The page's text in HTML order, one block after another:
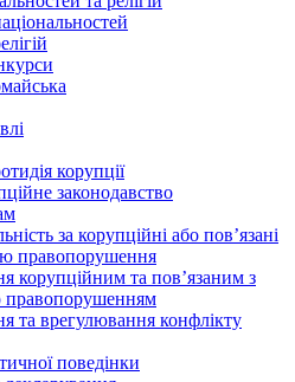
корупції
законодавство
за корупційні або пов’язані
правопорушення
корупційним та пов’язаним з
правопорушенням
та врегулювання конфлікту
поведінки